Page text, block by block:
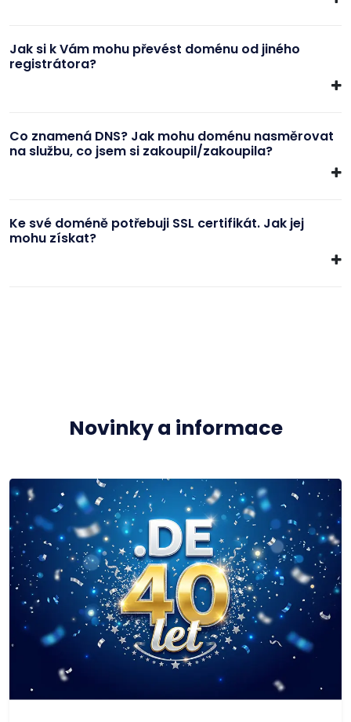
Jak si k Vám mohu převést doménu od jiného
registrátora?
Co znamená DNS? Jak mohu doménu nasměrovat
na službu, co jsem si zakoupil/zakoupila?
Ke své doméně potřebuji SSL certifikát. Jak jej
mohu získat?
Novinky a informace